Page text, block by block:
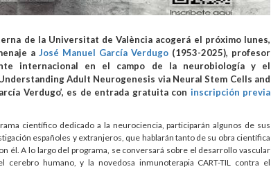
de la Universitat de València acogerá el próximo lunes,
aJosé Manuel García Verdugo (1953-2025), profesor
internacional en el campo de la neurobiología y el
Adult Neurogenesis via Neural Stem Cells and
Verdugo’, es de entrada gratuita con inscripción previa
científico dedicado a la neurociencia, participarán algunos de sus
españoles y extranjeros, que hablarán tanto de su obra científica
él. A lo largo del programa, se conversará sobre el desarrollo vascular
humano, y la novedosa inmunoterapia CART-TIL contra el